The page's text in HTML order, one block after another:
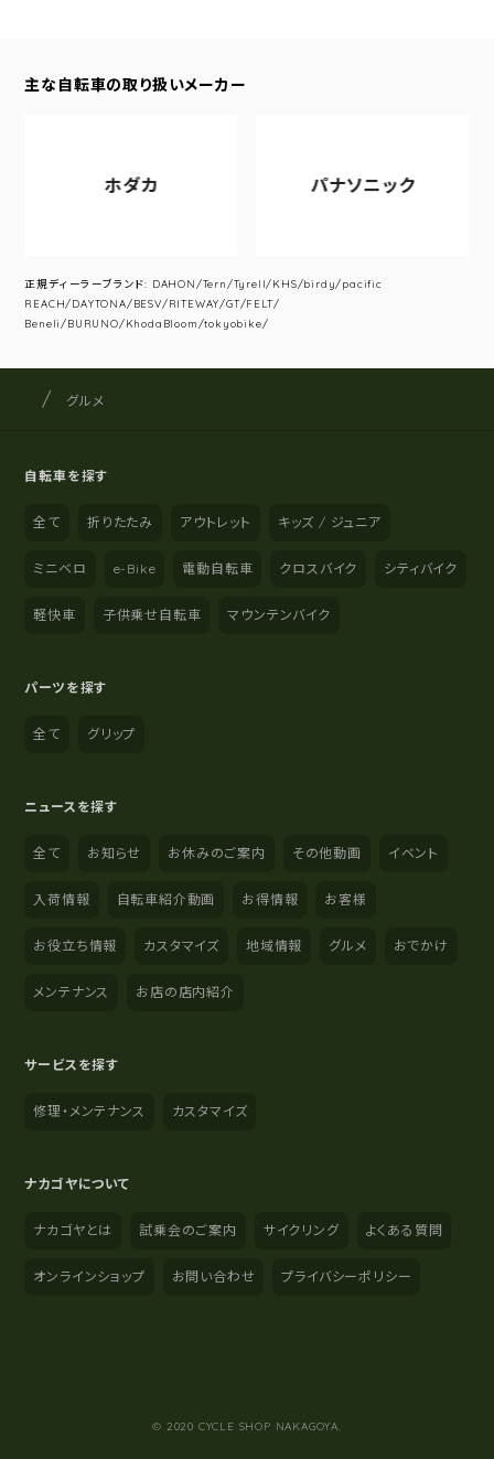
主な自転車の取り扱いメーカー
ホダカ パナソニック
正規ディーラーブランド: DAHON/Tern/Tyrell/KHS/birdy/pacific
REACH/DAYTONA/BESV/RITEWAY/GT/FELT/
Beneli/BURUNO/KhodaBloom/tokyobike/
サイト内の現在地
サイクルショップナカゴヤ
グルメ
自転車を探す
全て 折りたたみ アウトレット キッズ / ジュニア
ミニベロ e-Bike 電動自転車 クロスバイク シティバイク
軽快車 子供乗せ自転車 マウンテンバイク
パーツを探す
全て グリップ
ニュースを探す
全て お知らせ お休みのご案内 その他動画 イベント
入荷情報 自転車紹介動画 お得情報 お客様
お役立ち情報 カスタマイズ 地域情報 グルメ おでかけ
メンテナンス お店の店内紹介
サービスを探す
修理・メンテナンス カスタマイズ
ナカゴヤについて
ナカゴヤとは 試乗会のご案内 サイクリング よくある質問
オンラインショップ お問い合わせ プライバシーポリシー
© 2020 CYCLE SHOP NAKAGOYA.